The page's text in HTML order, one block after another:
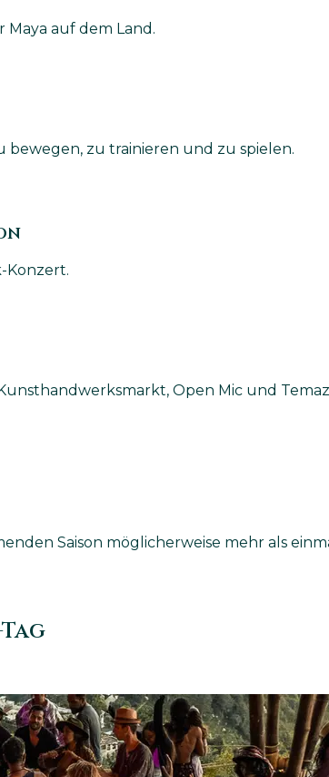
auf dem Land.
bewegen, zu trainieren und zu spielen.
Konzert.
Open Mic und
Saison möglicherweise mehr als